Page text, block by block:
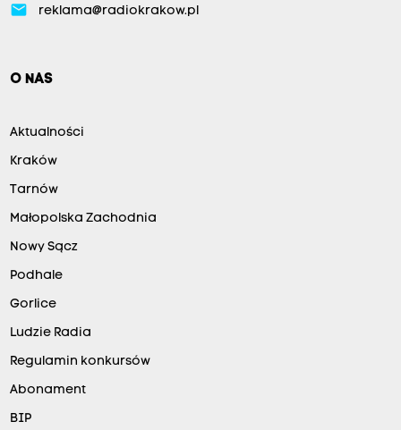
email reklama@radiokrakow.pl
O NAS
Aktualności
Kraków
Tarnów
Małopolska Zachodnia
Nowy Sącz
Podhale
Gorlice
Ludzie Radia
Regulamin konkursów
Abonament
BIP